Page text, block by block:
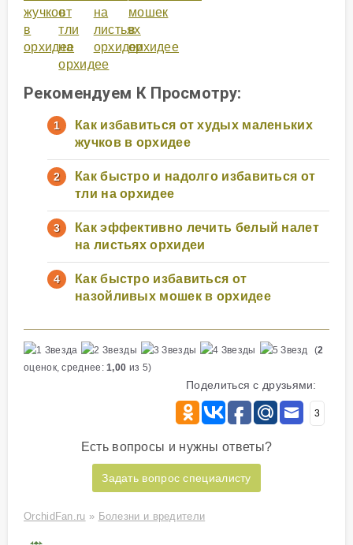
жучков
в
орхидее
от
тли
на
орхидее
на
листьях
орхидеи
мошек
в
орхидее
Рекомендуем К Просмотру:
Как избавиться от худых маленьких
жучков в орхидее
Как быстро и надолго избавиться от
тли на орхидее
Как эффективно лечить белый налет
на листьях орхидеи
Как быстро избавиться от
назойливых мошек в орхидее
(2
оценок, среднее:1,00 из 5)
Поделиться с друзьями:
3
Есть вопросы и нужны ответы?
Задать вопрос специалисту
OrchidFan.ru » Болезни и вредители